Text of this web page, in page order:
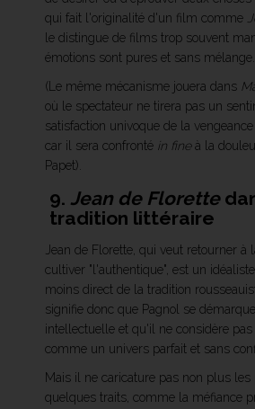
qui fait l'originalité d'un film comme
le distingue de films trop souvent
émotions sont pures et sans mélange.
(Le même mécanisme jouera dans
où le spectateur ne tirera pas un
satisfaction univoque de la
car il sera confronté in fineà la
Papet).
9. Jean de Florette
tradition littéraire
Jean de Florette, qui veut retourner à
cultiver "l'authentique", est un
moins direct de la tradition
signifie donc que Pagnol se
intellectuelle et qu'il ne considère
comme un univers parfait et sans
Mais il ne caricature pas non plus les
quelques traits, comme la méfiance